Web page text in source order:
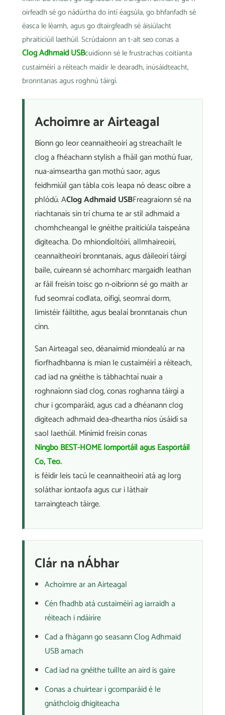
oirfeadh sé go nádúrtha do intí éagsúla, go bhfanfadh sé
éasca le léamh, agus go dtairgfeadh sé áisiúlacht
phraiticiúil laethúil. Scrúdaíonn an t-alt seo conas a
Clog Adhmaid USBcuidíonn sé le frustrachas coitianta
custaiméirí a réiteach maidir le dearadh, inúsáidteacht,
bronntanas agus roghnú táirgí.
Achoimre ar Airteagal
Bíonn go leor ceannaitheoirí ag streachailt le
clog a fhéachann stylish a fháil gan mothú fuar,
nua-aimseartha gan mothú saor, agus
feidhmiúil gan tábla cois leapa nó deasc oibre a
phlódú. AClog Adhmaid USBFreagraíonn sé na
riachtanais sin trí chuma te ar stíl adhmaid a
chomhcheangal le gnéithe praiticiúla taispeána
digiteacha. Do mhiondíoltóirí, allmhaireoirí,
ceannaitheoirí bronntanais, agus dáileoirí táirgí
baile, cuireann sé achomharc margaidh leathan
ar fáil freisin toisc go n-oibríonn sé go maith ar
fud seomraí codlata, oifigí, seomraí dorm,
limistéir fáiltithe, agus bealaí bronntanais chun
cinn.
San Airteagal seo, déanaimid miondealú ar na
fíorfhadhbanna is mian le custaiméirí a réiteach,
cad iad na gnéithe is tábhachtaí nuair a
roghnaíonn siad clog, conas roghanna táirgí a
chur i gcomparáid, agus cad a dhéanann clog
digiteach adhmaid dea-dheartha níos úsáidí sa
saol laethúil. Mínímid freisin conas
Ningbo BEST-HOME Iompórtáil agus Easpórtáil
Co, Teo.
is féidir leis tacú le ceannaitheoirí atá ag lorg
soláthar iontaofa agus cur i láthair
tarraingteach táirge.
Clár na nÁbhar
Achoimre ar an Airteagal
Cén fhadhb atá custaiméirí ag iarraidh a
réiteach i ndáiríre
Cad a fhágann go seasann Clog Adhmaid
USB amach
Cad iad na gnéithe tuillte an aird is gaire
Conas a chuirtear i gcomparáid é le
gnáthcloig dhigiteacha